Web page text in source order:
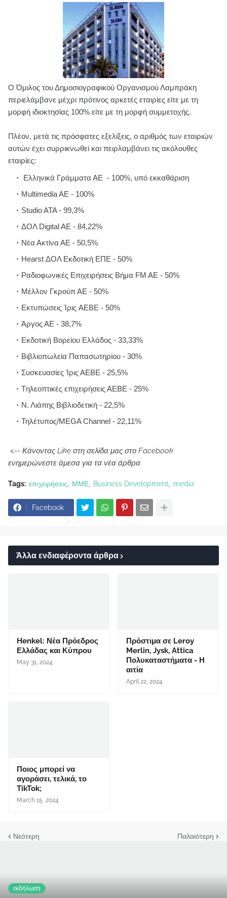
Ο Όμιλος του Δημοσιογραφικού Οργανισμού Λαμπράκη
περιελάμβανε μέχρι πρότινος αρκετές εταιρίες είτε με τη
μορφή ιδιοκτησίας 100% είτε με τη μορφή συμμετοχής.
Πλέον, μετά τις πρόσφατες εξελίξεις, ο αριθμός των εταιριών
αυτών έχει συρρικνωθεί και πειρλαμβάνει τις ακόλουθες
εταιρίες:
Ελληνικά Γράμματα ΑΕ - 100%, υπό εκκαθάριση
Multimedia AE - 100%
Studio ATA - 99,3%
ΔΟΛ Digital AE - 84,22%
Νέα Ακτίνα ΑΕ - 50,5%
Hearst ΔΟΛ Εκδοτική ΕΠΕ - 50%
Ραδιοφωνικές Επιχειρήσεις Βήμα FM AE - 50%
Μέλλον Γκρούπ ΑΕ - 50%
Eκτυπώσεις Ίρις AEBE - 50%
Άργος ΑΕ - 38,7%
Εκδοτική Βορείου Ελλάδος - 33,33%
Βιβλιοπωλεία Παπασωτηρίου - 30%
Συσκευασίες Ίρις ΑΕΒΕ - 25,5%
Tηλεοπτικές επιχειρήσεις ΑΕΒΕ - 25%
Ν. Λιάπης Βιβλιοδετική - 22,5%
Τηλέτυπος/MEGA Channel - 22,11%
<-- Κάνοντας Like στη σελίδα μας στο Facebook
ενημερώνεστε άμεσα για τα νέα άρθρα
Tags: επιχειρήσεις ΜΜΕ Business Development media
Facebook
Άλλα ενδιαφέροντα άρθρα
Henkel: Νέα Πρόεδρος
Ελλάδας και Κύπρου
May 31, 2024
Πρόστιμα σε Leroy
Merlin, Jysk, Attica
Πολυκαταστήματα - Η
αιτία
April 22, 2024
Ποιος μπορεί να
αγοράσει, τελικά, το
TikTok;
March 15, 2024
Νεότερη Παλαιότερη
εκδήλωση